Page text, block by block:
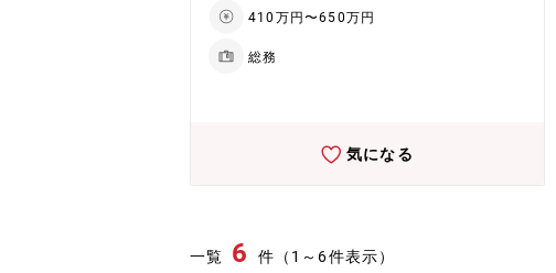
410万円〜650万円
総務
気になる
一覧 6 件（1～6件表示）